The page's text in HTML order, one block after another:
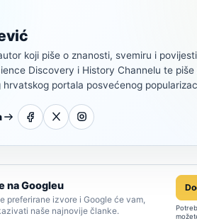
koji piše o znanosti, svemiru i
Discovery i History Channelu te
hrvatskog portala posvećenog
na Googleu
preferirane izvore i Google će vam,
naše najnovije članke.